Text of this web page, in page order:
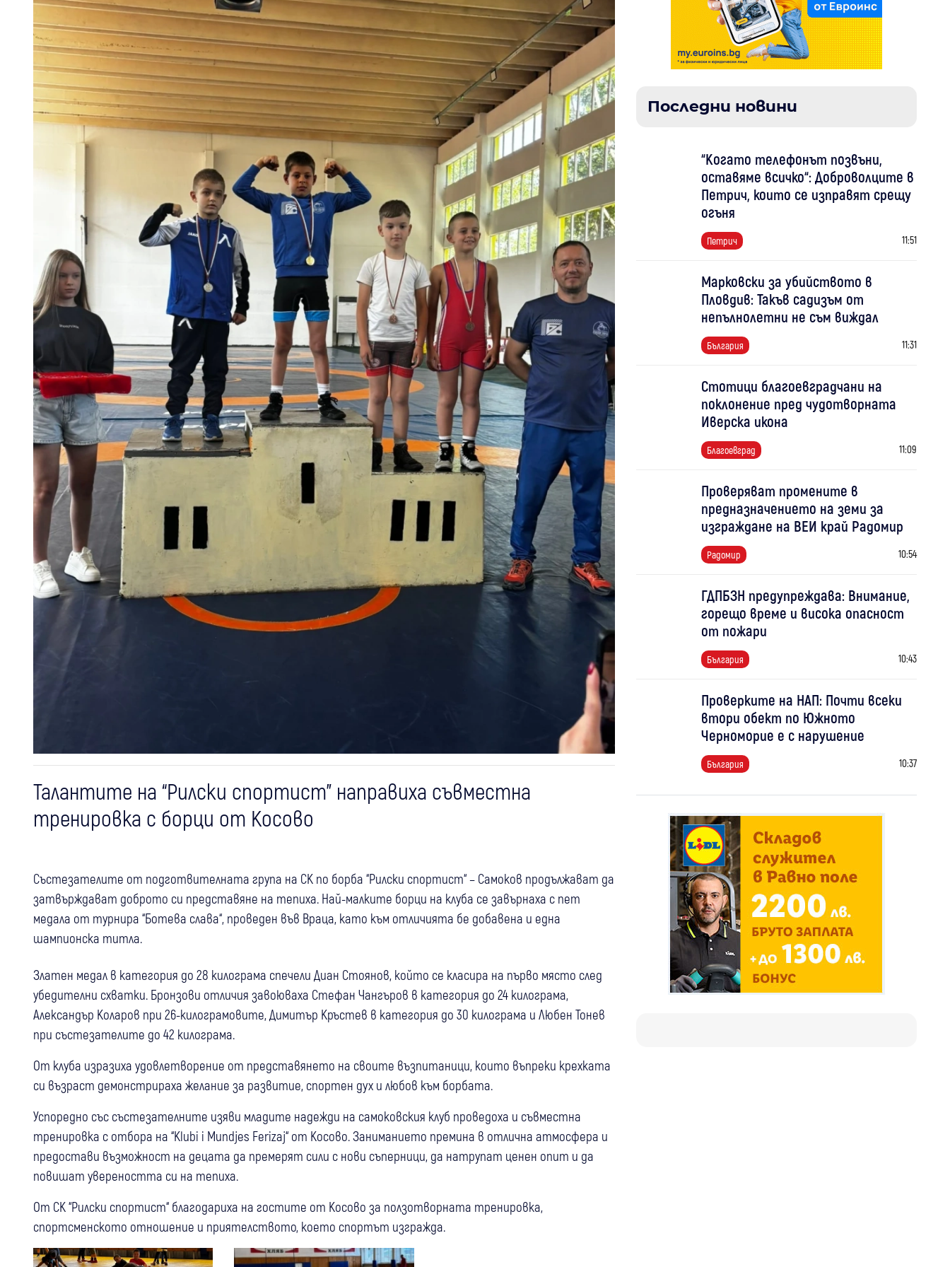
Талантите на “Рилски спортист” направиха съвместна
тренировка с борци от Косово
Състезателите от подготвителната група на СК по борба “Рилски спортист“ – Самоков продължават да
затвърждават доброто си представяне на тепиха. Най-малките борци на клуба се завърнаха с пет
медала от турнира “Ботева слава“, проведен във Враца, като към отличията бе добавена и една
шампионска титла.
Златен медал в категория до 28 килограма спечели Диан Стоянов, който се класира на първо място след
убедителни схватки. Бронзови отличия завоюваха Стефан Чангъров в категория до 24 килограма,
Александър Коларов при 26-килограмовите, Димитър Кръстев в категория до 30 килограма и Любен Тонев
при състезателите до 42 килограма.
От клуба изразиха удовлетворение от представянето на своите възпитаници, които въпреки крехката
си възраст демонстрираха желание за развитие, спортен дух и любов към борбата.
Успоредно със състезателните изяви младите надежди на самоковския клуб проведоха и съвместна
тренировка с отбора на “Klubi i Mundjes Ferizaj“ от Косово. Заниманието премина в отлична атмосфера и
предостави възможност на децата да премерят сили с нови съперници, да натрупат ценен опит и да
повишат увереността си на тепиха.
От СК “Рилски спортист“ благодариха на гостите от Косово за ползотворната тренировка,
спортсменското отношение и приятелството, което спортът изгражда.
Последни новини
“Когато телефонът позвъни,
оставяме всичко“: Доброволците в
Петрич, които се изправят срещу
огъня
Петрич 11:51
Марковски за убийството в
Пловдив: Такъв садизъм от
непълнолетни не съм виждал
България 11:31
Стотици благоевградчани на
поклонение пред чудотворната
Иверска икона
Благоевград 11:09
Проверяват промените в
предназначението на земи за
изграждане на ВЕИ край Радомир
Радомир 10:54
ГДПБЗН предупреждава: Внимание,
горещо време и висока опасност
от пожари
България 10:43
Проверките на НАП: Почти всеки
втори обект по Южното
Черноморие е с нарушение
България 10:37